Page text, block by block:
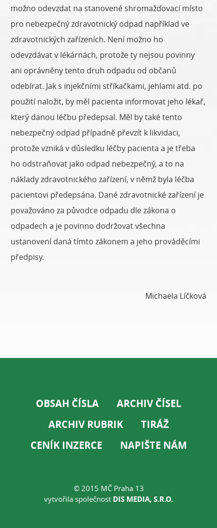
možno odevzdat na stanovené shromažďovací místo
pro nebezpečný zdravotnický odpad například ve
zdravotnických zařízeních. Není možno ho
odevzdávat v lékárnách, protože ty nejsou povinny
ani oprávněny tento druh odpadu od občanů
odebírat. Jak s injekčními stříkačkami, jehlami atd. po
použití naložit, by měl pacienta informovat jeho lékař,
který danou léčbu předepsal. Měl by také tento
nebezpečný odpad případně převzít k likvidaci,
protože vzniká v důsledku léčby pacienta a je třeba
ho odstraňovat jako odpad nebezpečný, a to na
náklady zdravotnického zařízení, v němž byla léčba
pacientovi předepsána. Dané zdravotnické zařízení je
považováno za původce odpadu dle zákona o
odpadech a je povinno dodržovat všechna
ustanovení daná tímto zákonem a jeho prováděcími
předpisy.
Michaela Líčková
OBSAH ČÍSLA
ARCHIV ČÍSEL
ARCHIV RUBRIK
TIRÁŽ
CENÍK INZERCE
NAPIŠTE NÁM
© 2015 MČ Praha 13
vytvořila společnost DIS MEDIA, S.R.O.